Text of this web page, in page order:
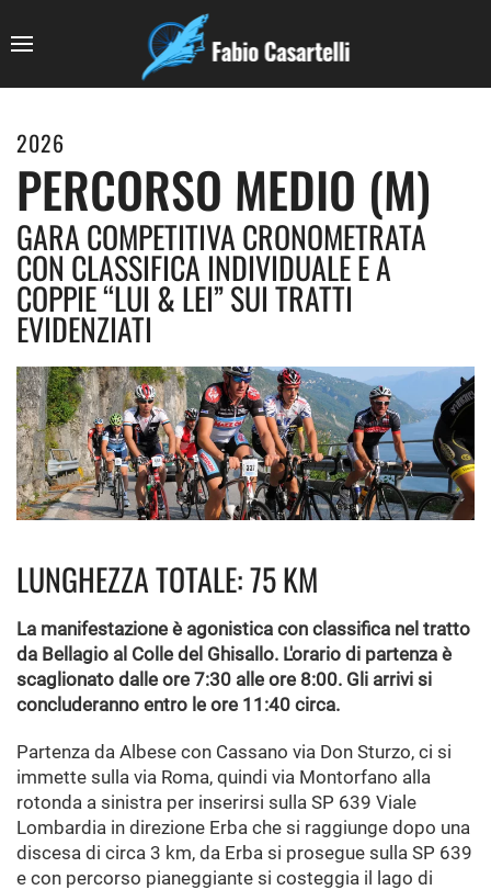
2026
PERCORSO MEDIO (M)
GARA COMPETITIVA CRONOMETRATA
CON CLASSIFICA INDIVIDUALE E A
COPPIE “LUI & LEI” SUI TRATTI
EVIDENZIATI
LUNGHEZZA TOTALE: 75 KM
La manifestazione è agonistica con classifica nel tratto
da Bellagio al Colle del Ghisallo. L'orario di partenza è
scaglionato dalle ore 7:30 alle ore 8:00. Gli arrivi si
concluderanno entro le ore 11:40 circa.
Partenza da Albese con Cassano via Don Sturzo, ci si
immette sulla via Roma, quindi via Montorfano alla
rotonda a sinistra per inserirsi sulla SP 639 Viale
Lombardia in direzione Erba che si raggiunge dopo una
discesa di circa 3 km, da Erba si prosegue sulla SP 639
e con percorso pianeggiante si costeggia il lago di